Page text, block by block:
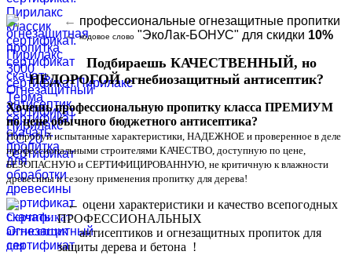
← профессиональные огнезащитные пропитки
← кодовое слово "ЭкоЛак-БОНУС" для скидки 10%
Подбираешь КАЧЕСТВЕННЫЙ, но
НЕДОРОГОЙ огнебиозащитный антисептик?
Хочешь профессиональную пропитку класса ПРЕМИУМ
по цене обычного бюджетного антисептика?
Попробуйиспытанные характеристики, НАДЕЖНОЕ и проверенное в деле
профессиональными строителями КАЧЕСТВО, доступную по цене,
БЕЗОПАСНУЮ и СЕРТИФИЦИРОВАННУЮ, не критичную к влажности
древесины и сезону применения пропитку для дерева!
← оцени характеристики и качество всепогодных
ПРОФЕССИОНАЛЬНЫХ
антисептиков и огнезащитных пропиток для
защиты дерева и бетона !